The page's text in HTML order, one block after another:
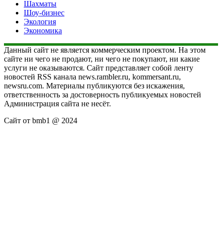
Шахматы
Шоу-бизнес
Экология
Экономика
Данный сайт не является коммерческим проектом. На этом
сайте ни чего не продают, ни чего не покупают, ни какие
услуги не оказываются. Сайт представляет собой ленту
новостей RSS канала news.rambler.ru, kommersant.ru,
newsru.com. Материалы публикуются без искажения,
ответственность за достоверность публикуемых новостей
Администрация сайта не несёт.
Сайт от bmb1 @ 2024